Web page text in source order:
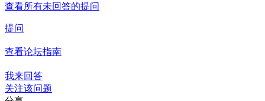
查看所有未回答的提问
提问
查看论坛指南
我来回答
关注该问题